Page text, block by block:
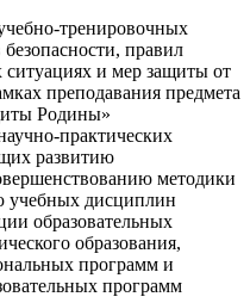
тренировочных
правил
ситуациях и мер защиты от
преподавания предмета
Родины»
практических
развитию
методики
учебных дисциплин
образовательных
образования,
программ и
программ